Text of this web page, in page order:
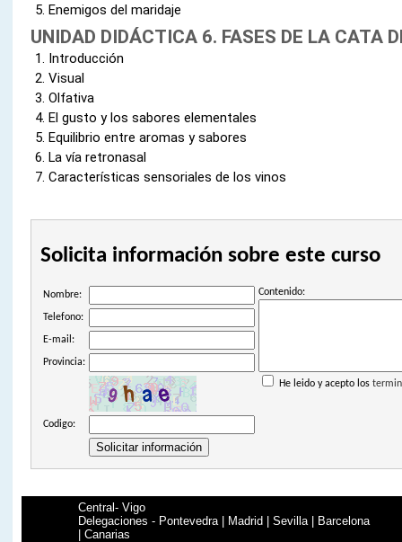
Enemigos del maridaje
UNIDAD DIDÁCTICA 6. FASES DE LA CATA
Introducción
Visual
Olfativa
El gusto y los sabores elementales
Equilibrio entre aromas y sabores
La vía retronasal
Características sensoriales de los vinos
Solicita información sobre este curso
Nombre: Contenido:
He leido y acepto los
Telefono:
E-mail:
Provincia:
Codigo:
Central- Vigo
Delegaciones - Pontevedra | Madrid | Sevilla | Barcelona
| Canarias